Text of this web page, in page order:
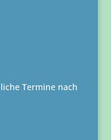
Termine nach